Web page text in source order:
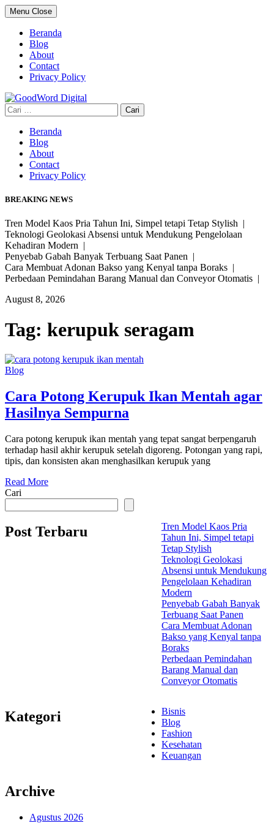
Skip
to
content
Menu Close
Beranda
Blog
About
Contact
Privacy Policy
Cari
untuk:
Beranda
Blog
About
Contact
Privacy Policy
BREAKING NEWS
Tren Model Kaos Pria Tahun Ini, Simpel tetapi Tetap Stylish |
Teknologi Geolokasi Absensi untuk Mendukung Pengelolaan
Kehadiran Modern |
Penyebab Gabah Banyak Terbuang Saat Panen |
Cara Membuat Adonan Bakso yang Kenyal tanpa Boraks |
Perbedaan Pemindahan Barang Manual dan Conveyor Otomatis |
August 8, 2026
Tag: kerupuk seragam
Blog
Cara Potong Kerupuk Ikan Mentah agar
Hasilnya Sempurna
Cara potong kerupuk ikan mentah yang tepat sangat berpengaruh
terhadap hasil akhir kerupuk setelah digoreng. Potongan yang rapi,
tipis, dan konsisten akan menghasilkan kerupuk yang
Read More
Cari
Post Terbaru
Tren Model Kaos Pria
Tahun Ini, Simpel tetapi
Tetap Stylish
Teknologi Geolokasi
Absensi untuk Mendukung
Pengelolaan Kehadiran
Modern
Penyebab Gabah Banyak
Terbuang Saat Panen
Cara Membuat Adonan
Bakso yang Kenyal tanpa
Boraks
Perbedaan Pemindahan
Barang Manual dan
Conveyor Otomatis
Kategori
Bisnis
Blog
Fashion
Kesehatan
Keuangan
Archive
Agustus 2026